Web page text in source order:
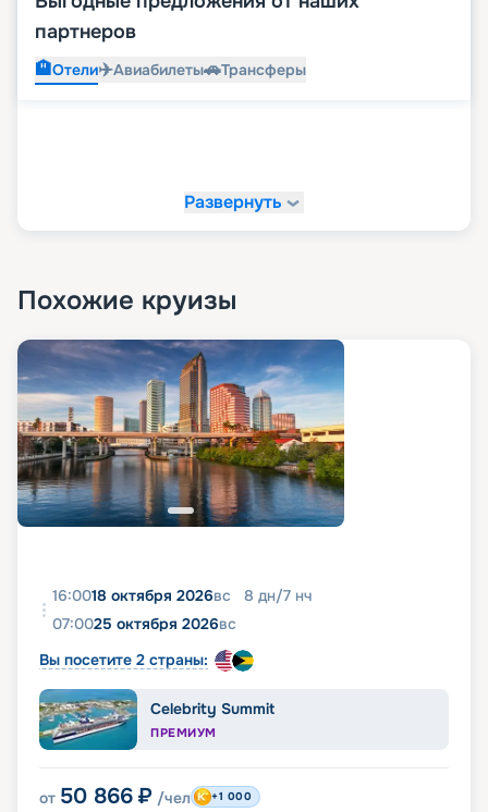
партнеров
🏨Отели✈️Авиабилеты🚗Трансферы
Развернуть
Похожие круизы
16:0018 октября 2026вс 8 дн/7 нч
07:0025 октября 2026вс
Вы посетите 2 страны:
Celebrity Summit
ПРЕМИУМ
от 50 866 ₽ /чел +1 000